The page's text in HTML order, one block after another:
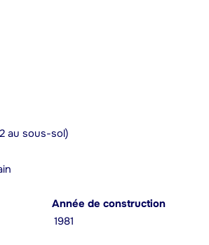
au sous-sol)
Année de construction
1981